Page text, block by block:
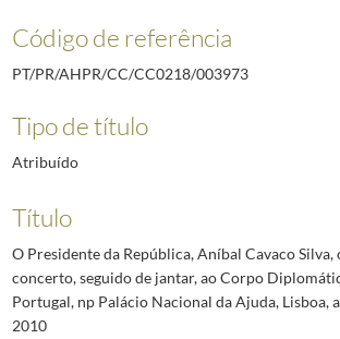
Código de referência
PT/PR/AHPR/CC/CC0218/003973
Tipo de título
Atribuído
Título
O Presidente da República, Aníbal Cavaco Silva,
concerto, seguido de jantar, ao Corpo
Portugal, np Palácio Nacional da Ajuda, Lisboa,
2010